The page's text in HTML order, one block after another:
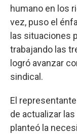
humano en los
vez, puso el
las situaciones
trabajando las
logró avanzar
sindical.
El
de actualizar
planteó la